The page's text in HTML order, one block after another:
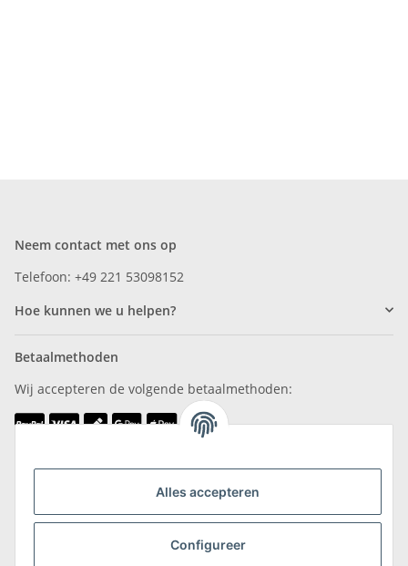
Alles accepteren
Configureer
Neem contact met ons op
Telefoon: +49 221 53098152
Hoe kunnen we u helpen?
Betaalmethoden
Wij accepteren de volgende betaalmethoden: